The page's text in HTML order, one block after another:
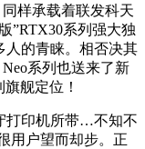
样承载着联发科天
”RTX30系列强大独
人的青睐。相否决其
系列也送来了新
舰定位！
印机所带…不知不
用户望而却步。正